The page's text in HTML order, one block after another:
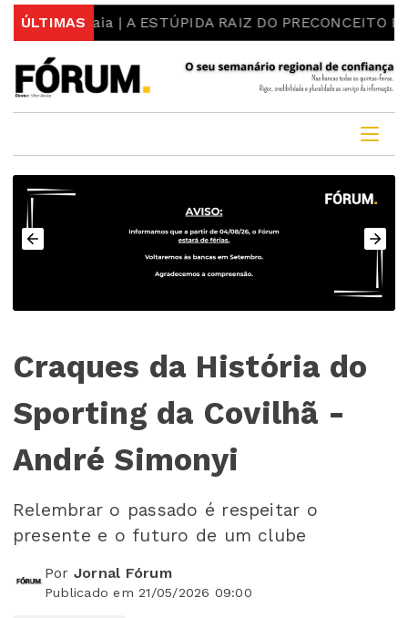
ÚLTIMAS
Maia | A ESTÚPIDA RAIZ DO PRECONCEITO E DO
Craques da História do
Sporting da Covilhã -
André Simonyi
Relembrar o passado é respeitar o
presente e o futuro de um clube
Por Jornal Fórum
Publicado em 21/05/2026 09:00